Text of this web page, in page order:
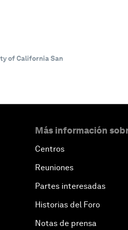
of California San
Más información
Centros
Reuniones
Partes interesadas
Historias del Foro
Notas de prensa